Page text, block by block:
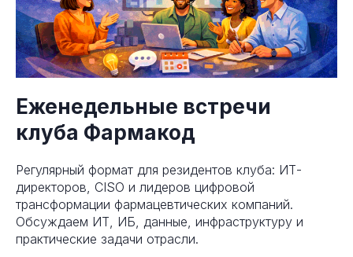
Еженедельные встречи
клуба Фармакод
Регулярный формат для резидентов клуба: ИТ-
директоров, CISO и лидеров цифровой
трансформации фармацевтических компаний.
Обсуждаем ИТ, ИБ, данные, инфраструктуру и
практические задачи отрасли.